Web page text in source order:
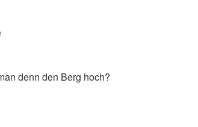
denn den Berg hoch?